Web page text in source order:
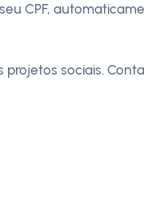
CPF,
sociais.